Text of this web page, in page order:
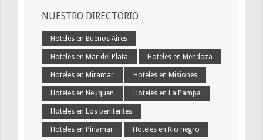
NUESTRO DIRECTORIO
Hoteles en Buenos Aires
Hoteles en Mar del Plata Hoteles en Mendoza
Hoteles en Miramar Hoteles en Misiones
Hoteles en Neuquen Hoteles en La Pampa
Hoteles en Los penitentes
Hoteles en Pinamar Hoteles en Rio negro